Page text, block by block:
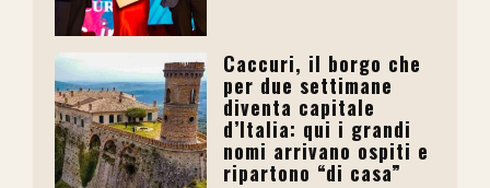
Caccuri, il borgo che
per due settimane
diventa capitale
d’Italia: qui i grandi
nomi arrivano ospiti e
ripartono “di casa”